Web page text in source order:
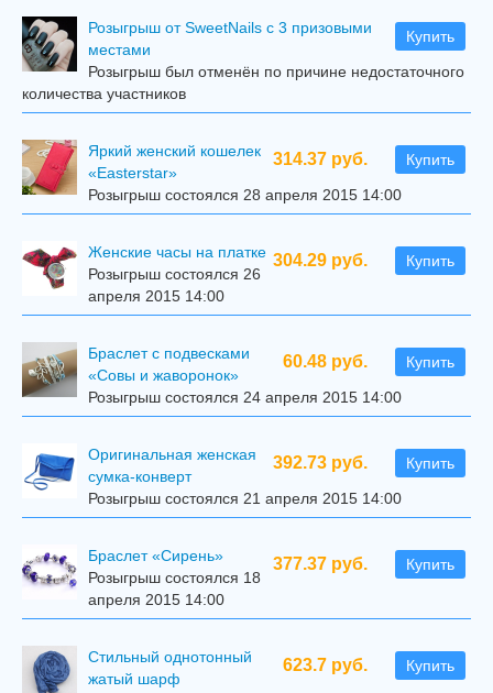
Купить
Розыгрыш от SweetNails с 3 призовыми
местами
Розыгрыш был отменён по причине недостаточного
количества участников
314.37 руб. Купить
Яркий женский кошелек
«Easterstar»
Розыгрыш состоялся 28 апреля 2015 14:00
304.29 руб. Купить
Женские часы на платке
Розыгрыш состоялся 26
апреля 2015 14:00
60.48 руб. Купить
Браслет с подвесками
«Совы и жаворонок»
Розыгрыш состоялся 24 апреля 2015 14:00
392.73 руб. Купить
Оригинальная женская
сумка-конверт
Розыгрыш состоялся 21 апреля 2015 14:00
377.37 руб. Купить
Браслет «Сирень»
Розыгрыш состоялся 18
апреля 2015 14:00
623.7 руб. Купить
Стильный однотонный
жатый шарф